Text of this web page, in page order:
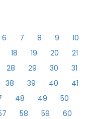
6 7 8 9
10
18 19 20
21
28 29 30
31
38 39 40
41
48 49
50
58 59
60